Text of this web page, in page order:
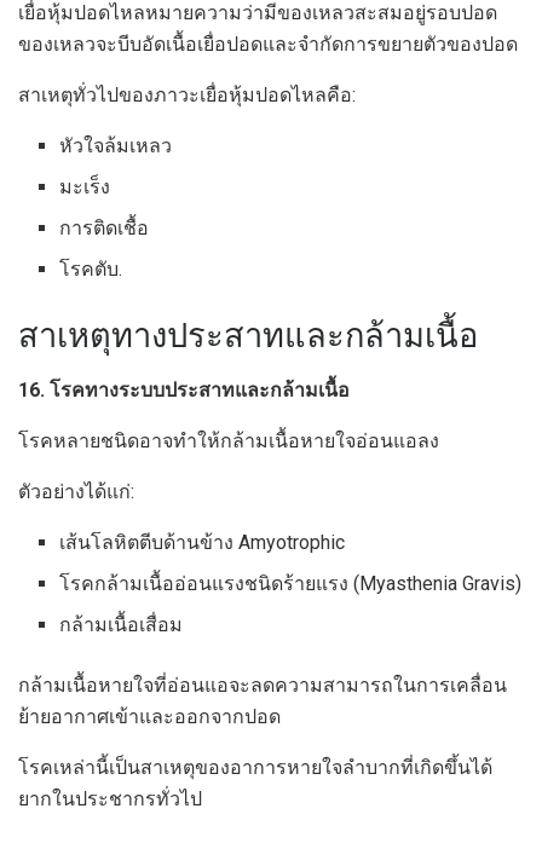
เยื่อหุ้มปอดไหลหมายความว่ามีของเหลวสะสมอยู่รอบปอด
ของเหลวจะบีบอัดเนื้อเยื่อปอดและจำกัดการขยายตัวของปอด
สาเหตุทั่วไปของภาวะเยื่อหุ้มปอดไหลคือ:
หัวใจล้มเหลว
มะเร็ง
การติดเชื้อ
โรคตับ.
สาเหตุทางประสาทและกล้ามเนื้อ
16. โรคทางระบบประสาทและกล้ามเนื้อ
โรคหลายชนิดอาจทำให้กล้ามเนื้อหายใจอ่อนแอลง
ตัวอย่างได้แก่:
เส้นโลหิตตีบด้านข้าง Amyotrophic
โรคกล้ามเนื้ออ่อนแรงชนิดร้ายแรง (Myasthenia Gravis)
กล้ามเนื้อเสื่อม
กล้ามเนื้อหายใจที่อ่อนแอจะลดความสามารถในการเคลื่อน
ย้ายอากาศเข้าและออกจากปอด
โรคเหล่านี้เป็นสาเหตุของอาการหายใจลำบากที่เกิดขึ้นได้
ยากในประชากรทั่วไป